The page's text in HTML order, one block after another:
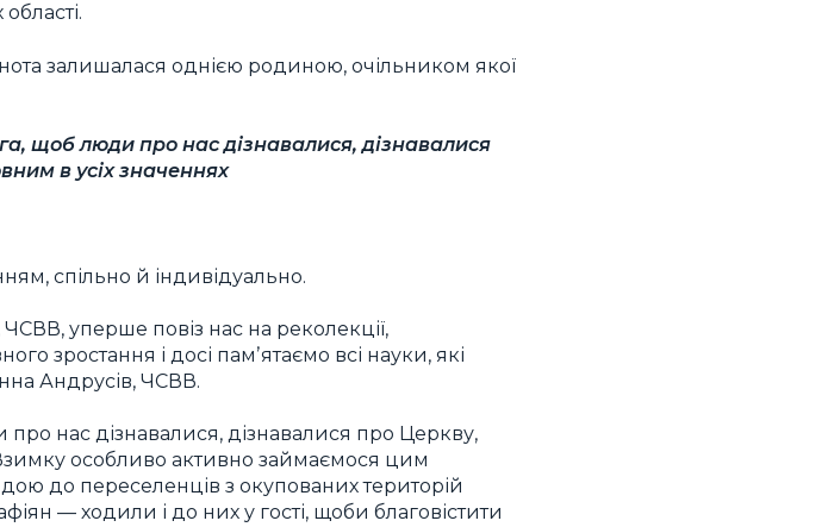
залишалася однією родиною, очільником якої
щоб люди про нас дізнавалися, дізнавалися
в усіх значеннях
спільно й індивідуально.
уперше повіз нас на реколекції,
зростання і досі памʼятаємо всі науки, які
Андрусів, ЧСВВ.
нас дізнавалися, дізнавалися про Церкву,
особливо активно займаємося цим
до переселенців з окупованих територій
— ходили і до них у гості, щоби благовістити